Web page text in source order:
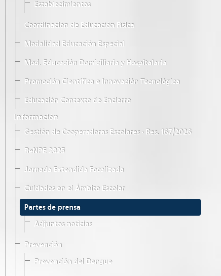
Establecimientos
Coordinación de Educación Física
Modalidad Educación Especial
Mod. Educación Domiciliaria y Hospitalaria
Promoción Científica e Innovación Tecnológica
Educación Contexto de Encierro
Información
Gestión de Cooperadoras Escolares · Res. 167/2026
ReNPE 2025
Jornada Extendida Focalizada
Cuidados en el Ámbito Escolar
Partes de prensa
Adjuntos noticias
Prevención
Prevención del Dengue